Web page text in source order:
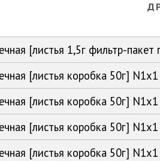
[листья 1,5г фильтр-
[листья коробка 50г]
[листья коробка 50г]
[листья коробка 50г]
[листья коробка 50г]